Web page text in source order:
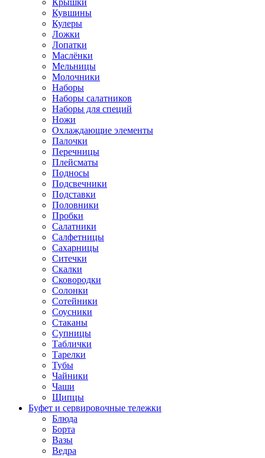
Крышки
Кувшины
Кулеры
Ложки
Лопатки
Маслёнки
Мельницы
Молочники
Наборы
Наборы салатников
Наборы для специй
Ножи
Охлаждающие элементы
Палочки
Перечницы
Плейсматы
Подносы
Подсвечники
Подставки
Половники
Пробки
Салатники
Салфетницы
Сахарницы
Ситечки
Скалки
Сковородки
Солонки
Сотейники
Соусники
Стаканы
Супницы
Таблички
Тарелки
Тубы
Чайники
Чаши
Щипцы
Буфет и сервировочные тележки
Блюда
Борта
Вазы
Ведра